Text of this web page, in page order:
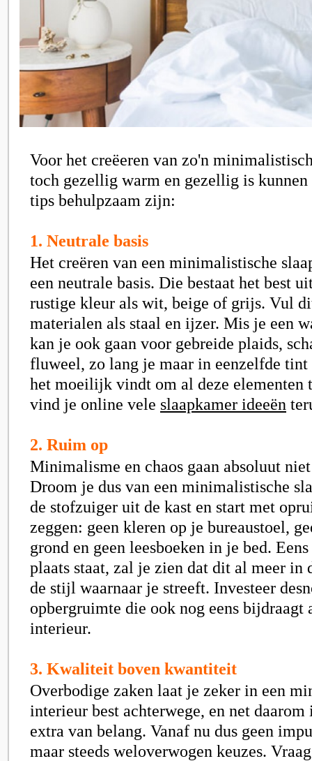
Voor het creëeren van zo'n
toch gezellig warm en gezellig is
tips behulpzaam zijn:
1. Neutrale basis
Het creëren van een minimalistische
een neutrale basis. Die bestaat het best
rustige kleur als wit, beige of grijs. Vul
materialen als staal en ijzer. Mis je een
kan je ook gaan voor gebreide plaids,
fluweel, zo lang je maar in eenzelfde
het moeilijk vindt om al deze elementen
vind je online vele slaapkamer ideeën
2. Ruim op
Minimalisme en chaos gaan absoluut
Droom je dus van een minimalistische
de stofzuiger uit de kast en start met
zeggen: geen kleren op je bureaustoel,
grond en geen leesboeken in je bed.
plaats staat, zal je zien dat dit al meer in
de stijl waarnaar je streeft. Investeer
opbergruimte die ook nog eens bijdraagt
interieur.
3. Kwaliteit boven kwantiteit
Overbodige zaken laat je zeker in een
interieur best achterwege, en net
extra van belang. Vanaf nu dus geen
maar steeds weloverwogen keuzes.